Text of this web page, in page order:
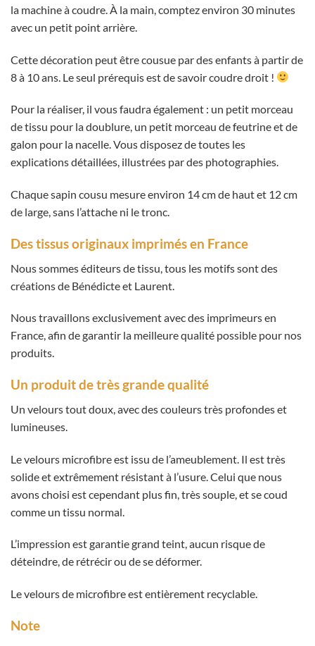
la machine à coudre. À la main, comptez environ 30 minutes
avec un petit point arrière.
Cette décoration peut être cousue par des enfants à partir de
8 à 10 ans. Le seul prérequis est de savoir coudre droit !
Pour la réaliser, il vous faudra également : un petit morceau
de tissu pour la doublure, un petit morceau de feutrine et de
galon pour la nacelle. Vous disposez de toutes les
explications détaillées, illustrées par des photographies.
Chaque sapin cousu mesure environ 14 cm de haut et 12 cm
de large, sans l’attache ni le tronc.
Des tissus originaux imprimés en France
Nous sommes éditeurs de tissu, tous les motifs sont des
créations de Bénédicte et Laurent.
Nous travaillons exclusivement avec des imprimeurs en
France, afin de garantir la meilleure qualité possible pour nos
produits.
Un produit de très grande qualité
Un velours tout doux, avec des couleurs très profondes et
lumineuses.
Le velours microfibre est issu de l’ameublement. Il est très
solide et extrêmement résistant à l’usure. Celui que nous
avons choisi est cependant plus fin, très souple, et se coud
comme un tissu normal.
L’impression est garantie grand teint, aucun risque de
déteindre, de rétrécir ou de se déformer.
Le velours de microfibre est entièrement recyclable.
Note